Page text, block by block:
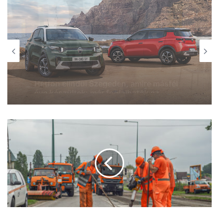
SZEGEDI ARCOK
2026, augusztus 7. 15:15
Telepakoltuk egy C3 Aircross
csomagtartóját menő Linartech-
cuccokkal: óriási őrület jön a
Szeged365-ön, készülj Szeged!
KIKAPCS
2026, augusztus 7. 15:07
Három dolog, amit lehet, hogy nem
tudtál a sándorfalvi Nádastóról (videó)